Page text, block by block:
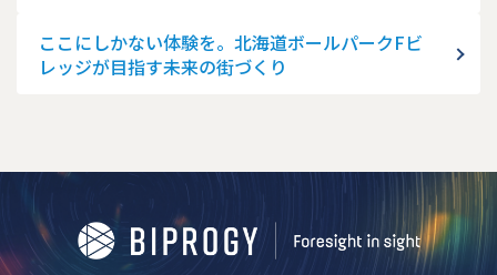
ここにしかない体験を。北海道ボールパークFビ
レッジが目指す未来の街づくり